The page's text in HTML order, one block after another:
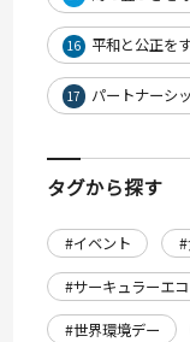
16 平和と公正を
17 パートナーシ
タグから探す
#イベント
#サーキュラーエ
#世界環境デー